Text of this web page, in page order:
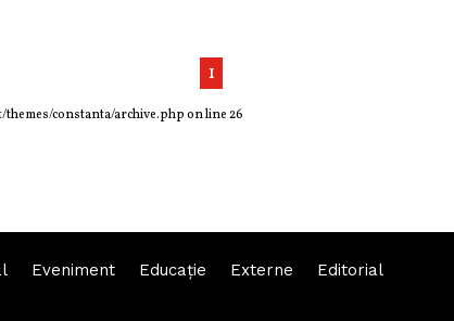
1
constanta/archive.phpon line26
Eveniment Educaţie Externe Editorial